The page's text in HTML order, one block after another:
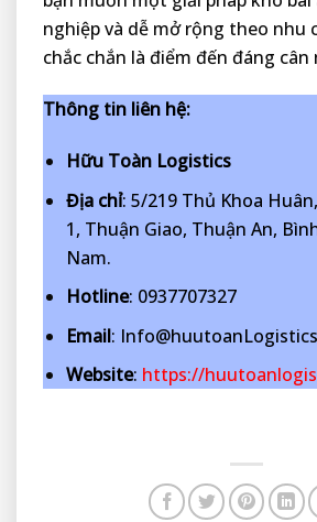
nghiệp và dễ mở rộng theo nhu
chắc chắn là điểm đến đáng cân
Thông tin liên hệ:
Hữu Toàn Logistics
Địa chỉ: 5/219 Thủ Khoa
1, Thuận Giao, Thuận An,
Nam.
Hotline: 0937707327
Email:
Website: https://